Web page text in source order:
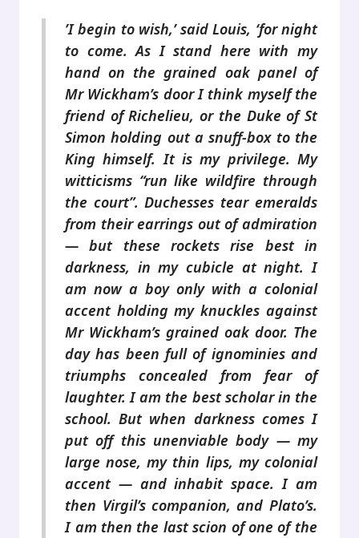
’I begin to wish,’ said Louis, ‘for night
to come. As I stand here with my
hand on the grained oak panel of
Mr Wickham’s door I think myself the
friend of Richelieu, or the Duke of St
Simon holding out a snuff-box to the
King himself. It is my privilege. My
witticisms “run like wildfire through
the court”. Duchesses tear emeralds
from their earrings out of admiration
— but these rockets rise best in
darkness, in my cubicle at night. I
am now a boy only with a colonial
accent holding my knuckles against
Mr Wickham’s grained oak door. The
day has been full of ignominies and
triumphs concealed from fear of
laughter. I am the best scholar in the
school. But when darkness comes I
put off this unenviable body — my
large nose, my thin lips, my colonial
accent — and inhabit space. I am
then Virgil’s companion, and Plato’s.
I am then the last scion of one of the